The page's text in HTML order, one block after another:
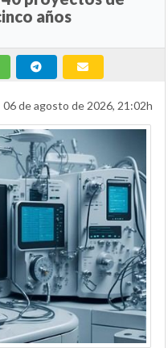
años
06 de agosto de 2026, 21:02h